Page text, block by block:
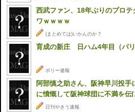
西武ファン、18年ぶりのプロ
ワｗｗｗｗ
(まとめては)いかんのか？
育成の新庄 日ハム4年目（パリ
ポリー速報
阿部慎之助さん、阪神早川投手
に憤慨して阪神球団に不満を伝
日刊やきう速報